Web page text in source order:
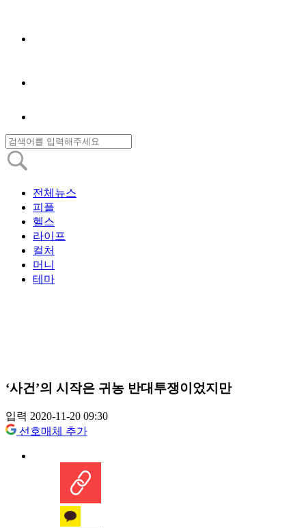
전체뉴스
피플
헬스
라이프
컬처
머니
테마
‘사건’의 시작은 귀농 반대투쟁이었지만
입력 2020-11-20 09:30
선호매체 추가